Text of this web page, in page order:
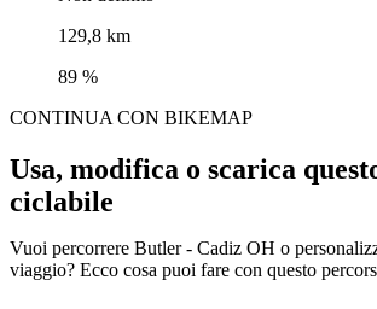
129,8 km
89 %
CONTINUA CON BIKEMAP
Usa, modifica o scarica
ciclabile
Vuoi percorrere Butler - Cadiz OH o
viaggio? Ecco cosa puoi fare con questo